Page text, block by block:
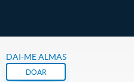
DAI-ME ALMAS
DOAR